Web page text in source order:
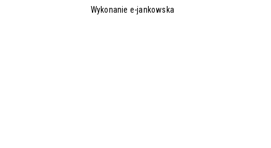
Wykonanie e-jankowska